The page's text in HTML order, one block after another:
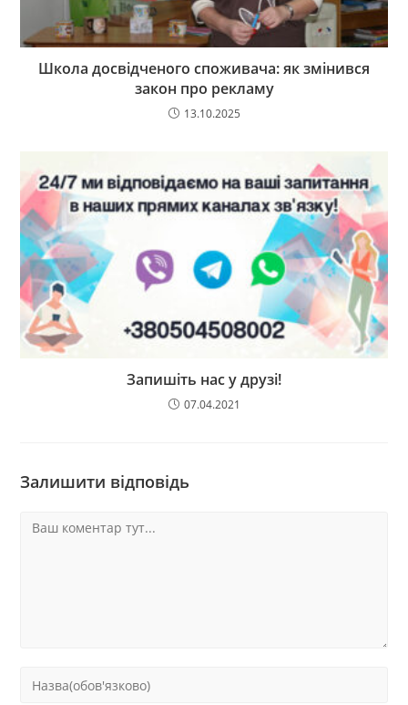
Школа досвідченого споживача: як змінився
закон про рекламу
13.10.2025
Запишіть нас у друзі!
07.04.2021
Залишити відповідь